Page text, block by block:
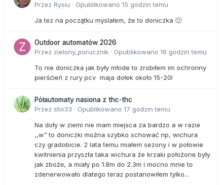
Przez Rysiu · Opublikowano 15 godzin temu
Ja tez na początku myslałem, że to doniczka 🙂
Outdoor automatów 2026
Przez zielony_porucznik · Opublikowano 16 godzin temu
To nie doniczka jak były młode to zrobiłem im ochronny
pierśćień z rury pcv maja dołek około 15-20l
Półautomaty nasiona z thc-thc
Przez stix33 · Opublikowano 17 godzin temu
Na doły w ziemi nie mam miejsca za bardzo a w razie
,,w" to doniczki można szybko schować np, wichura
czy gradobicie. 2 lata temu miałem sezony i w połowie
kwitnienia przyszła taka wichura że krzaki położone były
jak zboże, a miały po 1.8m do 2.3m i mocno mnie to
zdenerwowało dlatego teraz postanowiłem tylko...